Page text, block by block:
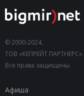
© 2000-2024,
ТОВ «КЕПРЕЙТ ПАРТНЕРС».
Все права защищены.
Афиша